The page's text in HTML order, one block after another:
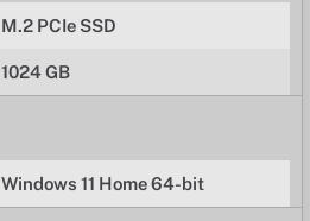
M.2 PCIe SSD
1024 GB
Windows 11 Home 64-bit